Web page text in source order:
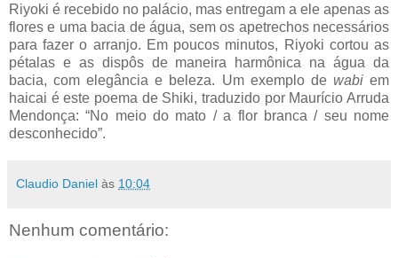
Riyoki é recebido no palácio, mas entregam a ele apenas as
flores e uma bacia de água, sem os apetrechos necessários
para fazer o arranjo. Em poucos minutos, Riyoki cortou as
pétalas e as dispôs de maneira harmônica na água da
bacia, com elegância e beleza. Um exemplo de wabiem
haicai é este poema de Shiki, traduzido por Maurício Arruda
Mendonça: “No meio do mato / a flor branca / seu nome
desconhecido”.
Claudio Daniel às 10:04
Nenhum comentário: